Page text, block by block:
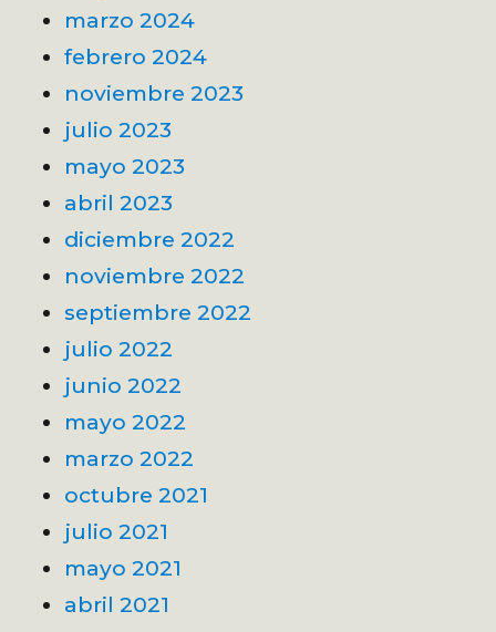
marzo 2024
febrero 2024
noviembre 2023
julio 2023
mayo 2023
abril 2023
diciembre 2022
noviembre 2022
septiembre 2022
julio 2022
junio 2022
mayo 2022
marzo 2022
octubre 2021
julio 2021
mayo 2021
abril 2021